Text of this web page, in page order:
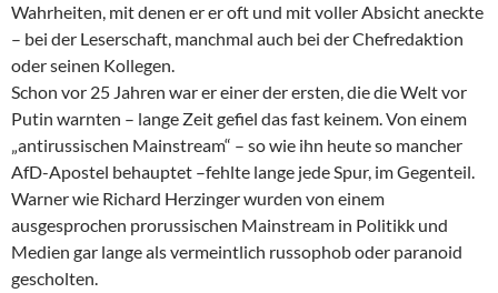
Wahrheiten, mit denen er er oft und mit voller Absicht aneckte
– bei der Leserschaft, manchmal auch bei der Chefredaktion
oder seinen Kollegen.
Schon vor 25 Jahren war er einer der ersten, die die Welt vor
Putin warnten – lange Zeit gefiel das fast keinem. Von einem
„antirussischen Mainstream“ – so wie ihn heute so mancher
AfD-Apostel behauptet –fehlte lange jede Spur, im Gegenteil.
Warner wie Richard Herzinger wurden von einem
ausgesprochen prorussischen Mainstream in Politikk und
Medien gar lange als vermeintlich russophob oder paranoid
gescholten.